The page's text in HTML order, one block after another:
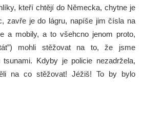
kteří chtějí do Německa, chytne je
zavře je do lágru, napíše jim čísla na
a mobily, a to všehcno jenom proto,
mohli stěžovat na to, že jsme
tsunami. Kdyby je policie nezadržela,
na co stěžovat! Jéžiš! To by bylo